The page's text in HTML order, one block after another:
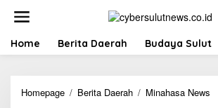
t
Home Berita Daerah Budaya Sulut
Homepage / Berita Daerah / Minahasa News